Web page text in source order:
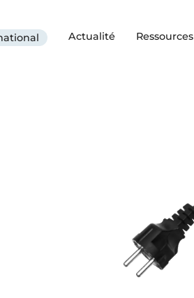
Actualité Ressources